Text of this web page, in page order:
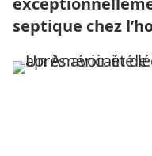
septique chez